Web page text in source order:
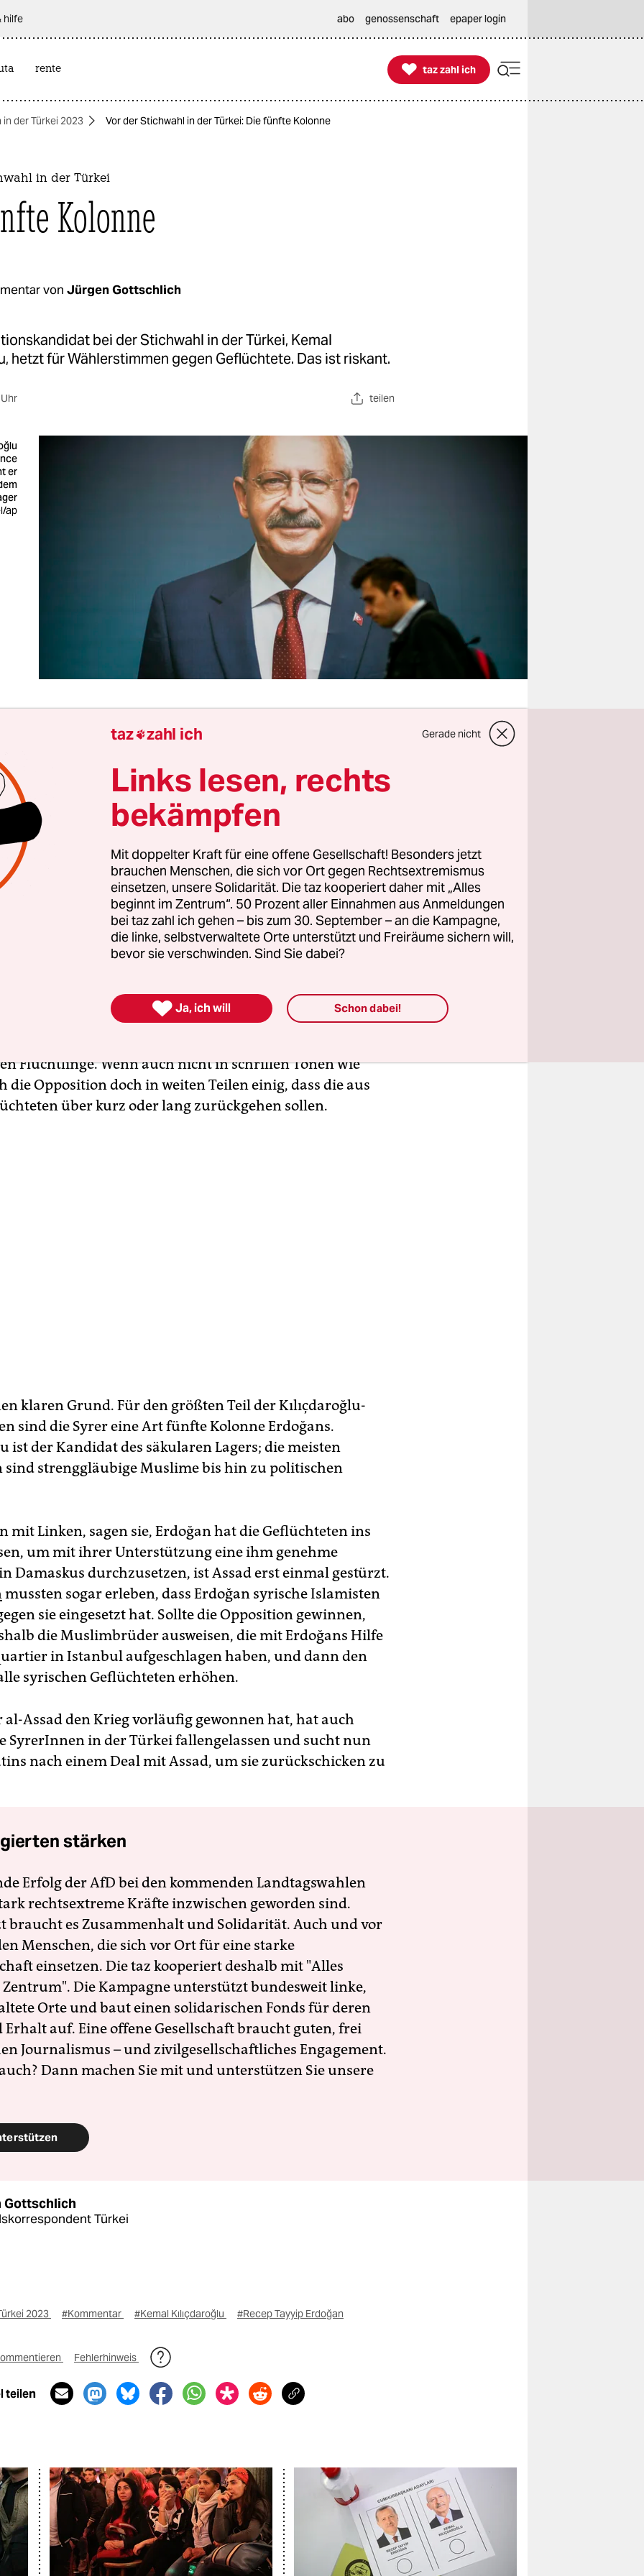
hilfe abo genossenschaft epaper login
rente 
taz zahl ich
taz zahl ich
in der Türkei 2023 Vor der Stichwahl in der Türkei: Die fünfte Kolonne
in der Türkei
Kolonne
von Jürgen Gottschlich
bei der Stichwahl in der Türkei, Kemal
hetzt für Wählerstimmen gegen Geflüchtete. Das ist riskant.
teilen
er
ap
bei der Präsidentschaftswahl in der
Kemal Kılıçdaroğlu, immerhin Hoffnungsträger der
gegen Recep Tayyip Erdoğan,hetzt gegen Flüchtlinge
zum obersten Ziel
Die einfache Erklärung ist: Wenn Kılıçdaroğlu im zweiten
eine kleine Chance haben will, braucht er Stimmen aus
Lager. Wie immer bei solchen taktischen
ist damit das Risiko verbunden, erstens das
zu stärken und zweitens seine eigentlichen Anhänger
dass sie bei der Stichwahl gar nicht mehr wählen
winken denn auch ab und sagen: Was Kılıçdaroğlu von
man nicht ernst nehmen. Es ist Wahlkampf in einer
Flüchtlinge. Wenn auch nicht in schrillen Tönen wie
die Opposition doch in weiten Teilen einig, dass die aus
über kurz oder lang zurückgehen sollen.
klaren Grund. Für den größten Teil der Kılıçdaroğlu-
sind die Syrer eine Art fünfte Kolonne Erdoğans.
ist der Kandidat des säkularen Lagers; die meisten
sind strenggläubige Muslime bis hin zu politischen
mit Linken, sagen sie, Erdoğan hat die Geflüchteten ins
um mit ihrer Unterstützung eine ihm genehme
Damaskus durchzusetzen, ist Assad erst einmal gestürzt.
mussten sogar erleben, dass Erdoğan syrische Islamisten
sie eingesetzt hat. Sollte die Opposition gewinnen,
die Muslimbrüder ausweisen, die mit Erdoğans Hilfe
in Istanbul aufgeschlagen haben, und dann den
syrischen Geflüchteten erhöhen.
al-Assad den Krieg vorläufig gewonnen hat, hat auch
SyrerInnen in der Türkei fallengelassen und sucht nun
nach einem Deal mit Assad, um sie zurückschicken zu
stärken
Erfolg der AfD bei den kommenden Landtagswahlen
rechtsextreme Kräfte inzwischen geworden sind.
braucht es Zusammenhalt und Solidarität. Auch und vor
Menschen, die sich vor Ort für eine starke
einsetzen. Die taz kooperiert deshalb mit "Alles
Die Kampagne unterstützt bundesweit linke,
Orte und baut einen solidarischen Fonds für deren
Erhalt auf. Eine offene Gesellschaft braucht guten, frei
Journalismus – und zivilgesellschaftliches Engagement.
Dann machen Sie mit und unterstützen Sie unsere
Gottschlich
Türkei
2023 #Kommentar #Kemal Kılıçdaroğlu #Recep Tayyip Erdoğan
Fehlerhinweis
teilen
taz zahl ich Gerade nicht
Links lesen, rechts
bekämpfen
Mit doppelter Kraft für eine offene Gesellschaft! Besonders jetzt
brauchen Menschen, die sich vor Ort gegen Rechtsextremismus
einsetzen, unsere Solidarität. Die taz kooperiert daher mit „Alles
beginnt im Zentrum“. 50 Prozent aller Einnahmen aus Anmeldungen
bei taz zahl ich gehen – bis zum 30. September – an die Kampagne,
die linke, selbstverwaltete Orte unterstützt und Freiräume sichern will,
bevor sie verschwinden. Sind Sie dabei?
 Ja, ich will Schon dabei!